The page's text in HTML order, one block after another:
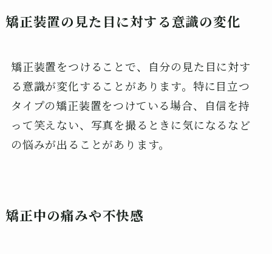
矯正装置の見た目に対する意識の変化
矯正装置をつけることで、自分の見た目に対す
る意識が変化することがあります。特に目立つ
タイプの矯正装置をつけている場合、自信を持
って笑えない、写真を撮るときに気になるなど
の悩みが出ることがあります。
矯正中の痛みや不快感